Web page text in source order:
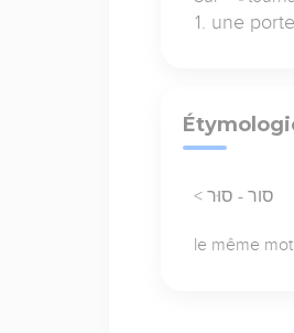
une
< סור - סוּר
le même